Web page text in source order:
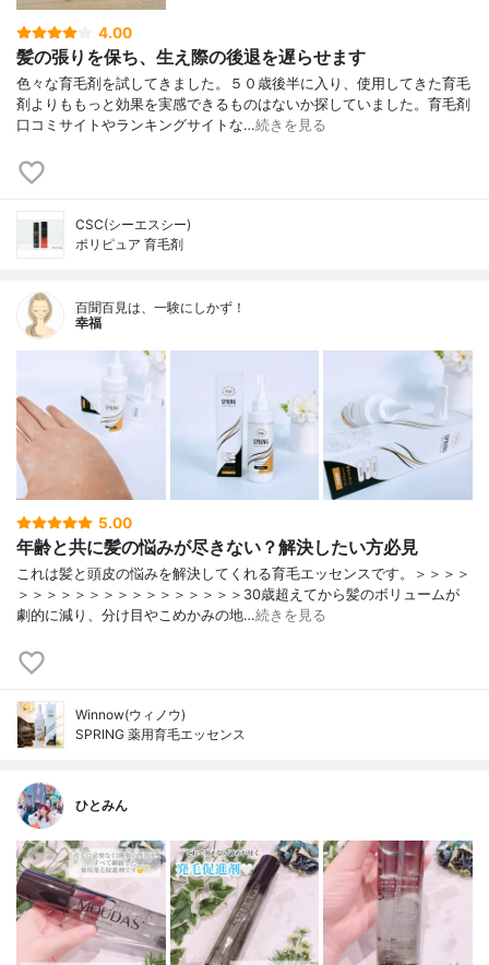
4.00
髪の張りを保ち、生え際の後退を遅らせます
色々な育毛剤を試してきました。５０歳後半に入り、使用してきた育毛
剤よりももっと効果を実感できるものはないか探していました。育毛剤
口コミサイトやランキングサイトな…続きを見る
CSC(シーエスシー)
ポリピュア 育毛剤
百聞百見は、一験にしかず！
幸福
5.00
年齢と共に髪の悩みが尽きない？解決したい方必見
これは髪と頭皮の悩みを解決してくれる育毛エッセンスです。＞＞＞＞
＞＞＞＞＞＞＞＞＞＞＞＞＞＞＞＞30歳超えてから髪のボリュームが
劇的に減り、分け目やこめかみの地…続きを見る
Winnow(ウィノウ)
SPRING 薬用育毛エッセンス
ひとみん